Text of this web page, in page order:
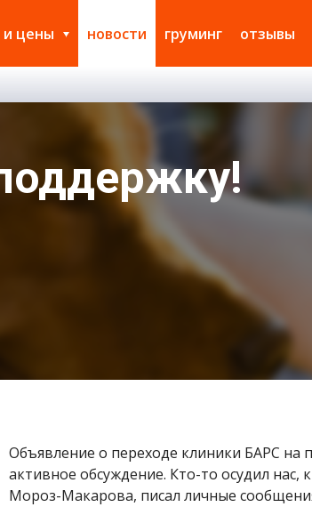
и цены новости груминг отзывы
Объявление о переходе клиники БАРС на
активное обсуждение. Кто-то осудил
Мороз-Макарова, писал личные